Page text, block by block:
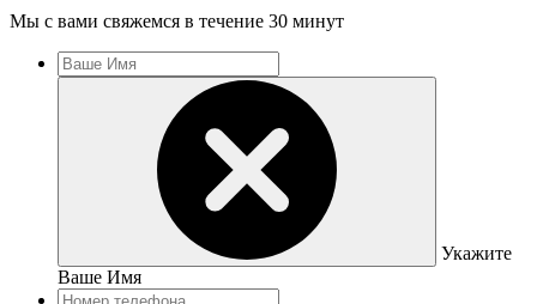
Мы с вами свяжемся в течение 30 минут
Укажите
Ваше Имя